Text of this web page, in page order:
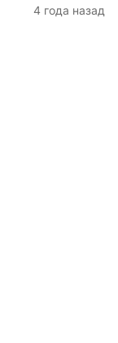
4 года назад